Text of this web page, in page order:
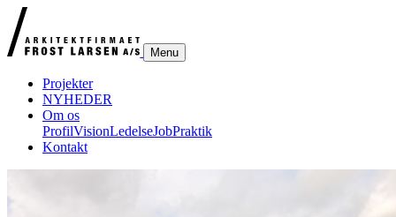
Menu
Projekter
NYHEDER
Om os
ProfilVisionLedelseJobPraktik
Kontakt